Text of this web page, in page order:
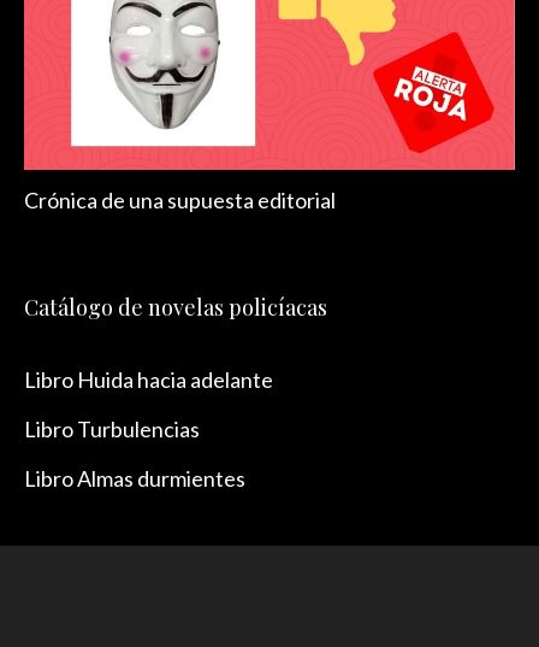
Crónica de una supuesta editorial
Catálogo de novelas policíacas
Libro Huida hacia adelante
Libro Turbulencias
Libro Almas durmientes